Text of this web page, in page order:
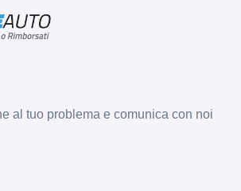
al tuo problema e comunica con noi